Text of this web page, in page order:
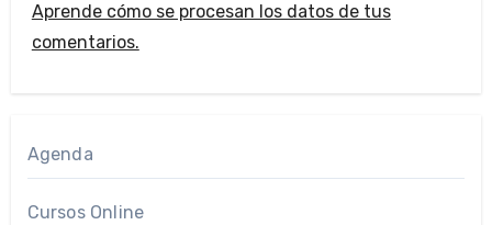
Aprende cómo se procesan los datos de tus
comentarios.
Agenda
Cursos Online